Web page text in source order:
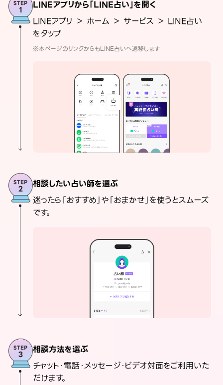
LINEアプリから「LINE占い」を開く
LINEアプリ ＞ ホーム ＞ サービス ＞ LINE占い
をタップ
※本ページのリンクからもLINE占いへ遷移します
相談したい占い師を選ぶ
迷ったら「おすすめ」や「おまかせ」を使うとスムーズ
です。
相談方法を選ぶ
チャット・電話・メッセージ・ビデオ対面をご利用いた
だけます。